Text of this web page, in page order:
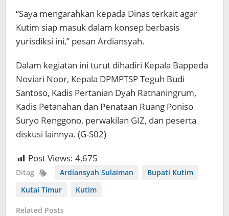
“Saya mengarahkan kepada Dinas terkait agar
Kutim siap masuk dalam konsep berbasis
yurisdiksi ini,” pesan Ardiansyah.
Dalam kegiatan ini turut dihadiri Kepala Bappeda
Noviari Noor, Kepala DPMPTSP Teguh Budi
Santoso, Kadis Pertanian Dyah Ratnaningrum,
Kadis Petanahan dan Penataan Ruang Poniso
Suryo Renggono, perwakilan GIZ, dan peserta
diskusi lainnya. (G-S02)
Post Views: 4,675
Ditag Ardiansyah Sulaiman
Bupati Kutim
Kutai Timur
Kutim
Related Posts